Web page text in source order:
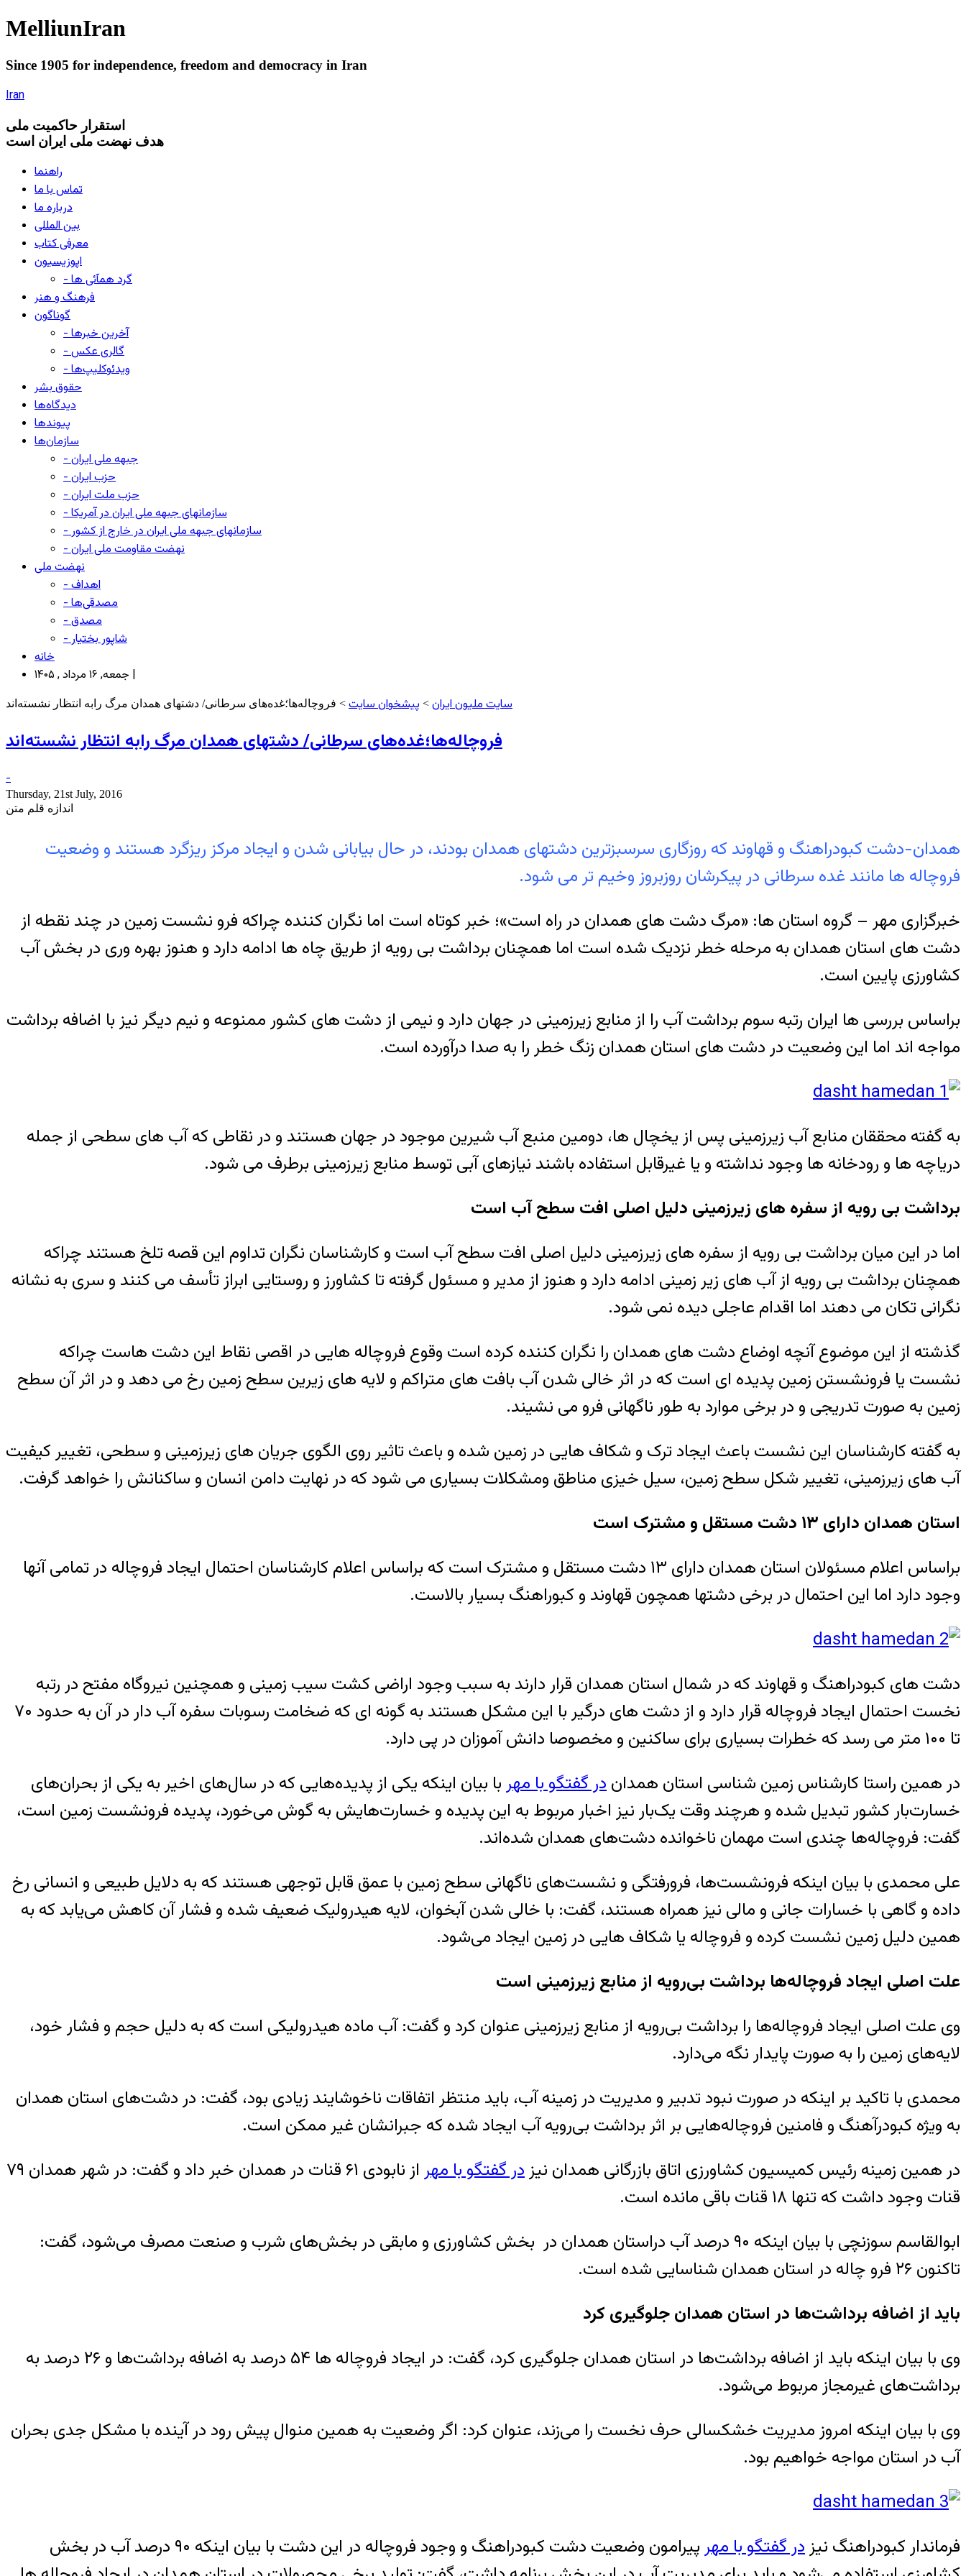
MelliunIran
Since 1905 for independence, freedom and democracy in Iran
Iran
استقرار حاکميت ملی
هدف نهضت ملی ایران است
راهنما
تماس با ما
درباره ما
بین المللی
معرفی کتاب
اپوزیسیون
- گرد همآئی ها
فرهنگ و هنر
گوناگون
- آخرین خبرها
- گالری عکس
- ویدئوکلیپ‌ها
حقوق بشر
دیدگاه‌ها
پیوندها
سازمان‌ها
- جبهه ملی ایران
- حزب ایران
- حزب ملت ایران
- سازمانهای جبهه ملی ایران در آمریکا
- سازمانهای جبهه ملی ایران در خارج از کشور
- نهضت مقاومت ملی ایران
نهضت ملی
- اهداف
- مصدقی‌ها
- مصدق
- شاپور بختیار
خانه
جمعه, ۱۶ مرداد , ۱۴۰۵ |
سایت ملیون ایران > پیشخوان سایت > فروچاله‌ها؛غده‌های سرطانی/ دشتهای همدان مرگ رابه انتظار نشسته‌اند
فروچاله‌ها؛غده‌های سرطانی/ دشتهای همدان مرگ رابه انتظار نشسته‌اند
-
Thursday, 21st July, 2016
اندازه قلم متن
همدان-دشت کبودراهنگ و قهاوند که روزگاری سرسبزترین دشتهای همدان بودند، در حال بیابانی شدن و ایجاد مرکز ریزگرد هستند و وضعیت
فروچاله ها مانند غده سرطانی در پیکرشان روزبروز وخیم تر می شود.
خبرگزاری مهر – گروه استان ها: «مرگ دشت های همدان در راه است»؛ خبر کوتاه است اما نگران کننده چراکه فرو نشست زمین در چند نقطه از
دشت های استان همدان به مرحله خطر نزدیک شده است اما همچنان برداشت بی رویه از طریق چاه ها ادامه دارد و هنوز بهره وری در بخش آب
کشاورزی پایین است.
براساس بررسی ها ایران رتبه سوم برداشت آب را از منابع زیرزمینی در جهان دارد و نیمی از دشت های کشور ممنوعه و نیم دیگر نیز با اضافه برداشت
مواجه اند اما این وضعیت در دشت های استان همدان زنگ خطر را به صدا درآورده است.
به گفته محققان منابع آب زیرزمینی پس از یخچال ها، دومین منبع آب شیرین موجود در جهان هستند و در نقاطی که آب های سطحی از جمله
دریاچه ها و رودخانه ها وجود نداشته و یا غیرقابل استفاده باشند نیازهای آبی توسط منابع زیرزمینی برطرف می شود.
برداشت بی رویه از سفره های زیرزمینی دلیل اصلی افت سطح آب است
اما در این میان برداشت بی رویه از سفره های زیرزمینی دلیل اصلی افت سطح آب است و کارشناسان نگران تداوم این قصه تلخ هستند چراکه
همچنان برداشت بی رویه از آب های زیر زمینی ادامه دارد و هنوز از مدیر و مسئول گرفته تا کشاورز و روستایی ابراز تأسف می کنند و سری به نشانه
نگرانی تکان می دهند اما اقدام عاجلی دیده نمی شود.
گذشته از این موضوع آنچه اوضاع دشت های همدان را نگران کننده کرده است وقوع فروچاله هایی در اقصی نقاط این دشت هاست چراکه
نشست یا فرونشستن زمین پدیده ای است که در اثر خالی شدن آب بافت های متراکم و لایه های زیرین سطح زمین رخ می دهد و در اثر آن سطح
زمین به صورت تدریجی و در برخی موارد به طور ناگهانی فرو می نشیند.
به گفته کارشناسان این نشست باعث ایجاد ترک و شکاف هایی در زمین شده و باعث تاثیر روی الگوی جریان های زیرزمینی و سطحی، تغییر کیفیت
آب های زیرزمینی، تغییر شکل سطح زمین، سیل خیزی مناطق ومشکلات بسیاری می شود که در نهایت دامن انسان و ساکنانش را خواهد گرفت.
استان همدان دارای ۱۳ دشت مستقل و مشترک است
براساس اعلام مسئولان استان همدان دارای ۱۳ دشت مستقل و مشترک است که براساس اعلام کارشناسان احتمال ایجاد فروچاله در تمامی آنها
وجود دارد اما این احتمال در برخی دشتها همچون قهاوند و کبوراهنگ بسیار بالاست.
دشت های کبودراهنگ و قهاوند که در شمال استان همدان قرار دارند به سبب وجود اراضی کشت سیب زمینی و همچنین نیروگاه مفتح در رتبه
نخست احتمال ایجاد فروچاله قرار دارد و از دشت های درگیر با این مشکل هستند به گونه ای که ضخامت رسوبات سفره آب دار در آن به حدود ۷۰
تا ۱۰۰ متر می رسد که خطرات بسیاری برای ساکنین و مخصوصا دانش آموزان در پی دارد
.
در همین راستا کارشناس زمین شناسی استان همداندر گفتگو با مهربا بیان اینکه یکی از پدیده‌هایی که در سال‌های اخیر به یکی از بحران‌های
خسارت‌بار کشور تبدیل شده و هرچند وقت یک‌بار نیز اخبار مربوط به این پدیده و خسارت‌هایش به گوش می‌خورد، پدیده فرونشست زمین است،
گفت: فروچاله‌ها چندی است مهمان ناخوانده دشت‌های همدان شده‌اند.
علی محمدی با بیان اینکه فرونشست‌ها، فرورفتگی و نشست‌های ناگهانی سطح زمین با عمق قابل توجهی هستند که به دلایل طبیعی و انسانی رخ
داده و گاهی با خسارات جانی و مالی نیز همراه هستند، گفت: با خالی شدن آبخوان، لایه هیدرولیک ضعیف شده و فشار آن کاهش می‌یابد که به
همین دلیل زمین نشست کرده و فروچاله یا شکاف هایی در زمین ایجاد می‌شود.
علت اصلی ایجاد فروچاله‌ها برداشت بی‌رویه از منابع زیرزمینی است
وی علت اصلی ایجاد فروچاله‌ها را برداشت بی‌رویه از منابع زیرزمینی عنوان کرد و گفت: آب ماده هیدرولیکی است که به دلیل حجم و فشار خود،
لایه‌های زمین را به صورت پایدار نگه می‌دارد.
محمدی با تاکید بر اینکه در صورت نبود تدبیر و مدیریت در زمینه آب، باید منتظر اتفاقات ناخوشایند زیادی بود، گفت: در دشت‌های استان همدان
به ویژه کبودرآهنگ و فامنین فروچاله‌هایی بر اثر برداشت بی‌رویه آب ایجاد شده که جبرانشان غیر ممکن است.
در همین زمینه رئیس کمیسیون کشاورزی اتاق بازرگانی همدان نیزدر گفتگو با مهر
از نابودی ۶۱ قنات در همدان خبر داد و گفت: در شهر همدان ۷۹
قنات وجود داشت که تنها ۱۸ قنات باقی مانده است
.
ابوالقاسم سوزنچی با بیان اینکه ۹۰ درصد آب دراستان همدان در بخش کشاورزی و مابقی در بخش‌های شرب و صنعت مصرف می‌شود، گفت:
تاکنون ۲۶ فرو چاله در استان همدان شناسایی شده است
.
باید از اضافه برداشت‌ها در استان همدان جلوگیری کرد
وی با بیان اینکه باید از اضافه برداشت‌ها در استان همدان جلوگیری کرد، گفت: در ایجاد فروچاله ها ۵۴ درصد به اضافه برداشت‌ها و ۲۶ درصد به
برداشت‌های غیرمجاز مربوط می‌شود.
وی با بیان اینکه امروز مدیریت خشکسالی حرف نخست را می‌زند، عنوان کرد: اگر وضعیت به همین منوال پیش رود در آینده با مشکل جدی بحران
آب در استان مواجه خواهیم بود.
فرماندار کبودراهنگ نیزدر گفتگو با مهر
پیرامون وضعیت دشت کبودراهنگ و وجود فروچاله در این دشت با بیان اینکه ۹۰ درصد آب در بخش